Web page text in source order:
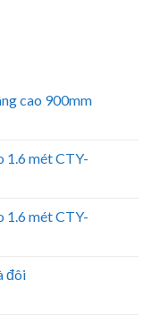
cao 900mm
1.6 mét CTY-
1.6 mét CTY-
đôi